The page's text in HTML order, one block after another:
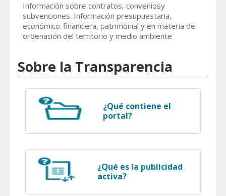
Información sobre contratos, conveniosy
subvenciones. Información presupuestaria,
económico-financiera, patrimonial y en materia de
ordenación del territorio y medio ambiente
Sobre la Transparencia
¿Qué contiene el
portal?
¿Qué es la publicidad
activa?